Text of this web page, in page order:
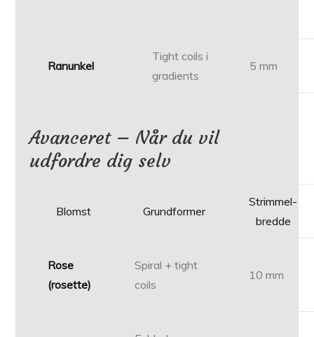
Ranunkel
Tight coils i
gradients
5 mm
Avanceret – Når du vil
udfordre dig selv
Blomst Grundformer
Strimmel­
bredde
Rose
(rosette)
Spiral + tight
coils
10 mm